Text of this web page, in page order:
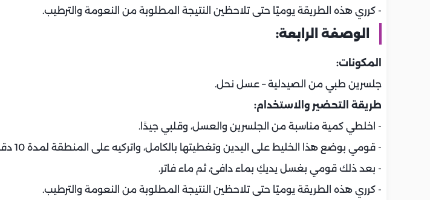
- كرري هذه الطريقة يوميًا حتى تلاحظين النتيجة المطلوبة من النعومة والترطيب.
الوصفة الرابعة:
المكونات:
جلسرين طبي من الصيدلية – عسل نحل.
طريقة التحضير والاستخدام:
- اخلطي كمية مناسبة من الجلسرين والعسل، وقلبي جيدًا.
- قومي بوضع هذا الخليط على اليدين وتغطيتها بالكامل، واتركيه على المنطقة لمدة 10 دقائق تقريبًا.
- بعد ذلك قومي بغسل يديكِ بماء دافئ، ثم ماء فاتر.
- كرري هذه الطريقة يوميًا حتى تلاحظين النتيجة المطلوبة من النعومة والترطيب.